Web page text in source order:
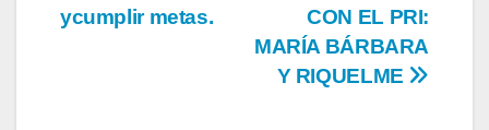
CON EL PRI:
MARÍA BÁRBARA
Y RIQUELME
ycumplir metas.